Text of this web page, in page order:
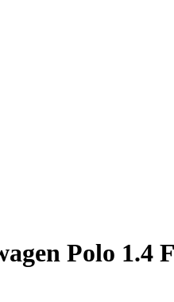
Polo 1.4